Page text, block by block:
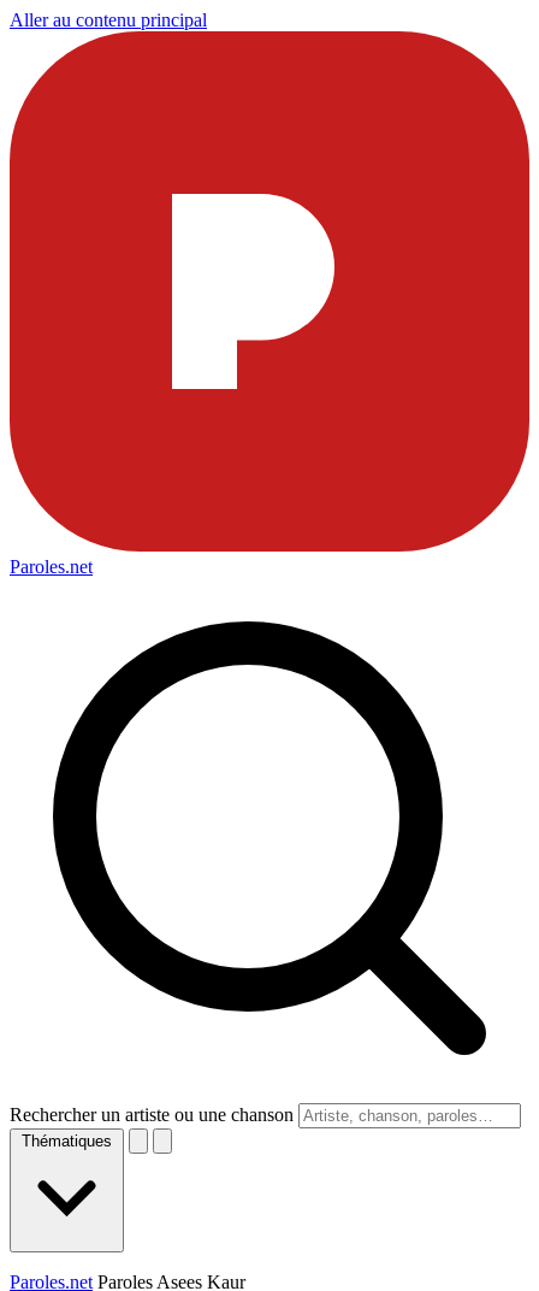
Aller au contenu principal
Paroles.net
Rechercher un artiste ou une chanson
Thématiques
Paroles.net Paroles Asees Kaur